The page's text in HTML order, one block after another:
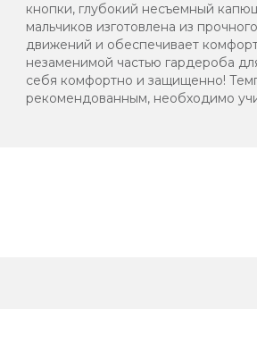
кнопки, глубокий несъемный
мальчиков изготовлена из
движений и обеспечивает
незаменимой частью гардероба
себя комфортно и защищенно!
рекомендованным, необходимо